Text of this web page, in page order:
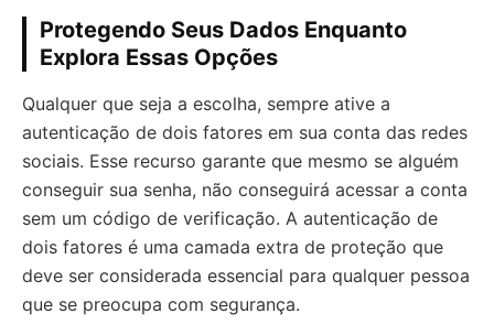
Protegendo Seus Dados Enquanto
Explora Essas Opções
Qualquer que seja a escolha, sempre ative a
autenticação de dois fatores em sua conta das redes
sociais. Esse recurso garante que mesmo se alguém
conseguir sua senha, não conseguirá acessar a conta
sem um código de verificação. A autenticação de
dois fatores é uma camada extra de proteção que
deve ser considerada essencial para qualquer pessoa
que se preocupa com segurança.